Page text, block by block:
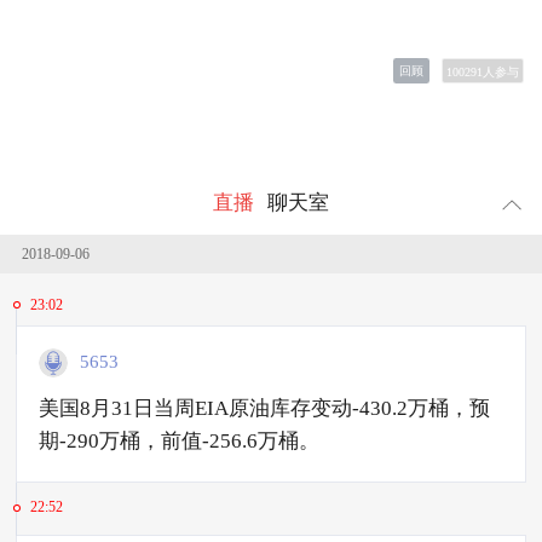
回顾 100291 人参与
直播 聊天室
2018-09-06
23:02
5653
美国8月31日当周EIA原油库存变动-430.2万桶，预
期-290万桶，前值-256.6万桶。
22:52